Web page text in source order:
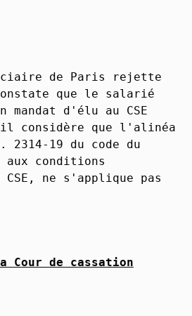
de Paris rejette
que le salarié
mandat d'élu au CSE
il considère que l'alinéa
19 du code du
conditions
ne s'applique pas
Cour de cassation